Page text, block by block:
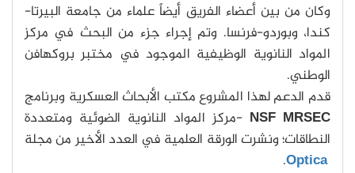
وكان من بين أعضاء الفريق أيضاً علماء من جامعة البيرتا-
كندا، وبوردو-فرنسا. وتم إجراء جزء من البحث في مركز
المواد النانوية الوظيفية الموجود في مختبر بروكهافن
الوطني.
قدم الدعم لهذا المشروع مكتب الأبحاث العسكرية وبرنامج
NSF MRSEC -مركز المواد النانوية الضوئية ومتعددة
النطاقات؛ ونشرت الورقة العلمية في العدد الأخير من مجلة
Optica
.